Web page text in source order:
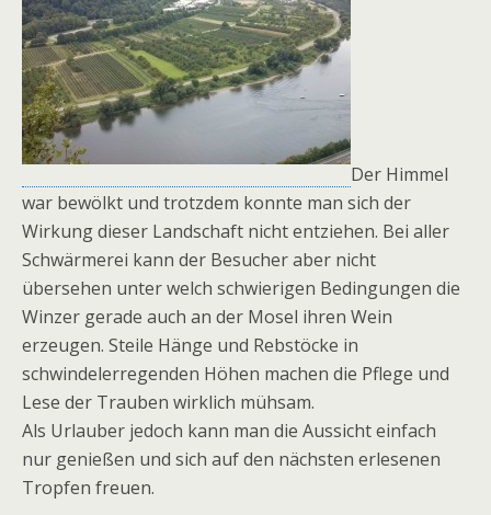
Der Himmel
war bewölkt und trotzdem konnte man sich der
Wirkung dieser Landschaft nicht entziehen. Bei aller
Schwärmerei kann der Besucher aber nicht
übersehen unter welch schwierigen Bedingungen die
Winzer gerade auch an der Mosel ihren Wein
erzeugen. Steile Hänge und Rebstöcke in
schwindelerregenden Höhen machen die Pflege und
Lese der Trauben wirklich mühsam.
Als Urlauber jedoch kann man die Aussicht einfach
nur genießen und sich auf den nächsten erlesenen
Tropfen freuen.